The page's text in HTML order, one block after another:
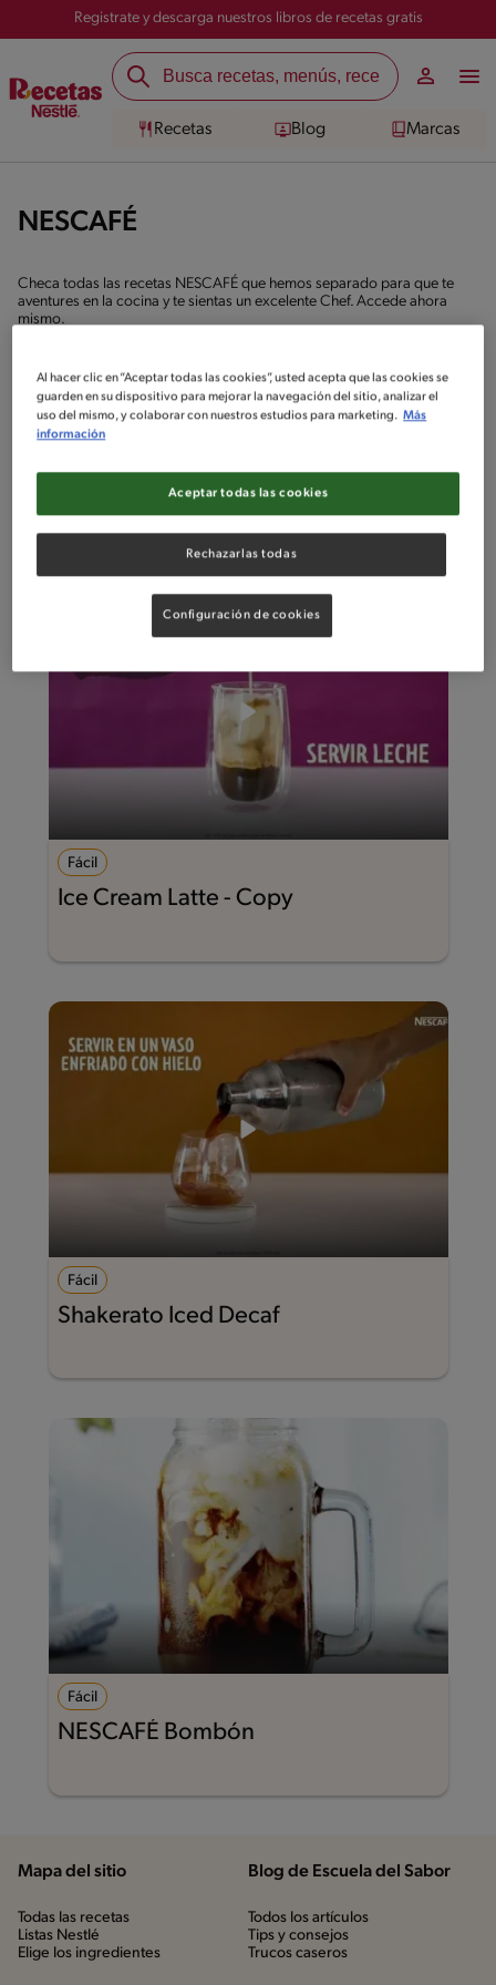
Registrate y descarga nuestros libros de recetas gratis
Recetas Blog Marcas
NESCAFÉ
Checa todas las recetas NESCAFÉ que hemos separado para que te
aventures en la cocina y te sientas un excelente Chef. Accede ahora
mismo.
recetas
Intermedio
Frappé de Nescafé y chocolate
Fácil
Ice Cream Latte - Copy
Fácil
Shakerato Iced Decaf
Fácil
NESCAFÉ Bombón
Mapa del sitio
Todas las recetas
Listas Nestlé
Elige los ingredientes
Blog de Escuela del Sabor
Todos los artículos
Tips y consejos
Trucos caseros
Al hacer clic en “Aceptar todas las cookies”, usted acepta que las cookies se
guarden en su dispositivo para mejorar la navegación del sitio, analizar el
uso del mismo, y colaborar con nuestros estudios para marketing. Más
información
Rechazarlas todas
Aceptar todas las cookies
Configuración de cookies